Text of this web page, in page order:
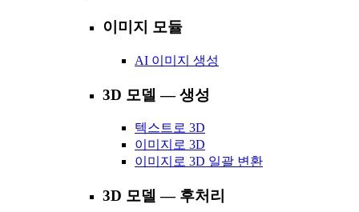
이미지 모듈
AI 이미지 생성
3D 모델 — 생성
텍스트로 3D
이미지로 3D
이미지로 3D 일괄 변환
3D 모델 — 후처리